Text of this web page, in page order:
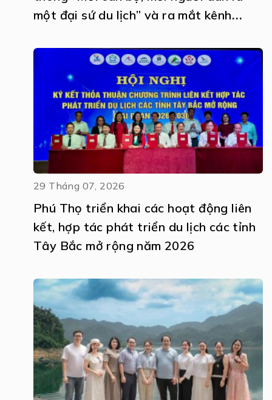
một đại sứ du lịch” và ra mắt kênh
29 Tháng 07, 2026
Phú Thọ triển khai các hoạt động liên
kết, hợp tác phát triển du lịch các tỉnh
Tây Bắc mở rộng năm 2026